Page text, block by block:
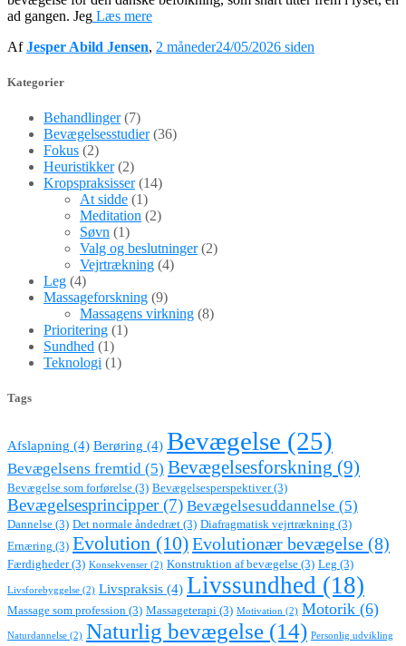
ad gangen. Jeg Læs mere
AfJesper Abild Jensen, 2 måneder24/05/2026 siden
Kategorier
Behandlinger(7)
Bevægelsesstudier(36)
Fokus (2)
Heuristikker(2)
Kropspraksisser(14)
At sidde (1)
Meditation (2)
Søvn (1)
Valg og beslutninger(2)
Vejrtrækning (4)
Leg (4)
Massageforskning (9)
Massagens virkning (8)
Prioritering (1)
Sundhed (1)
Teknologi (1)
Tags
Afslapning (4) Berøring (4) Bevægelse (25)
Bevægelsens fremtid (5) Bevægelsesforskning (9)
Bevægelse som forførelse (3) Bevægelsesperspektiver(3)
Bevægelsesprincipper(7) Bevægelsesuddannelse (5)
Dannelse (3) Det normale åndedræt (3) Diafragmatisk vejrtrækning (3)
Ernæring (3) Evolution (10)Evolutionær bevægelse (8)
Færdigheder(3) Konsekvenser (2) Konstruktion af bevægelse (3) Leg (3)
Livsforebyggelse (2) Livspraksis (4) Livssundhed (18)
Massage som profession (3) Massageterapi (3) Motivation (2) Motorik (6)
Naturdannelse (2) Naturlig bevægelse (14) Personlig udvikling